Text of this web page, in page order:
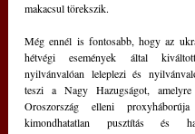
makacsul törekszik.
Még ennél is fontosabb, hogy az
hétvégi események által
nyilvánvalóan leleplezi és
teszi a Nagy Hazugságot,
Oroszország elleni
kimondhatatlan pusztítás és